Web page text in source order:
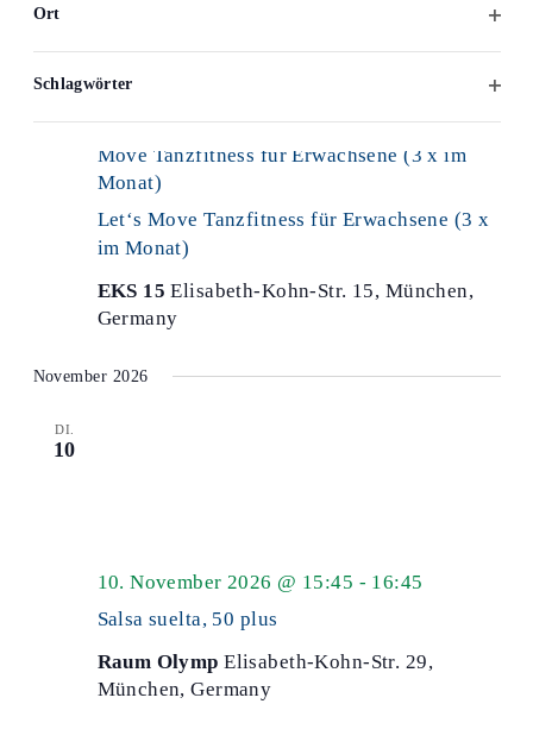
Ort
Schlagwörter
Let‘s Move Tanzfitness für Erwachsene (3 x
im Monat)
28. Oktober 2026 @ 18:30-19:30
Let‘s
Move Tanzfitness für Erwachsene (3 x im
Monat)
EKS 15Elisabeth-Kohn-Str. 15, München,
Germany
November 2026
DI.
10
Salsa suelta, 50 plus
10. November 2026 @ 15:45 - 16:45
Raum OlympElisabeth-Kohn-Str. 29,
München, Germany